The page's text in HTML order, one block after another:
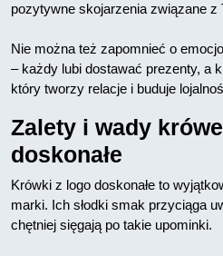
pozytywne skojarzenia związane z
Nie można też zapomnieć o
– każdy lubi dostawać prezenty, a
który tworzy relacje i buduje
Zalety i wady
doskonałe
Krówki z logo doskonałe to
marki. Ich słodki smak przyciąga
chętniej sięgają po takie upominki.